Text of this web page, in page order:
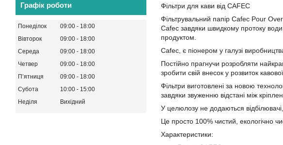
Фільтри для кави від CAFEC
Фільтрувальний папір Cafec Pour
Cafec завдяки швидкому протоку
продуктом.
Cafec, є піонером у галузі
Постійно прагнучи розробляти
зробити свій внесок у розвиток кавової
Фільтри виготовлені за новою
завдяки звуженню відстані між
У целюлозу не додаються
Це просто 100% чистий, екологічно
Характеристики:
Графік роботи
Понеділок 09:00
18:00
Вівторок
09:00
18:00
Середа
09:00
18:00
Четвер
09:00
18:00
Пʼятниця
09:00
18:00
Субота
10:00
15:00
Неділя
Вихідний